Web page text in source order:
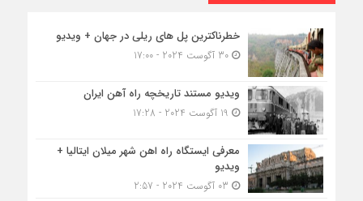
خطرناکترین پل های ریلی در جهان + ویدیو
30 آگوست 2024 - 17:00
ویدیو مستند تاریخچه راه آهن ایران
معرفی ایستگاه راه اهن شهر میلان ایتالیا +
ویدیو